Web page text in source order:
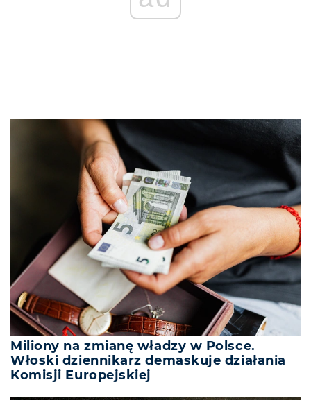
Miliony na zmianę władzy w Polsce.
Włoski dziennikarz demaskuje działania
Komisji Europejskiej